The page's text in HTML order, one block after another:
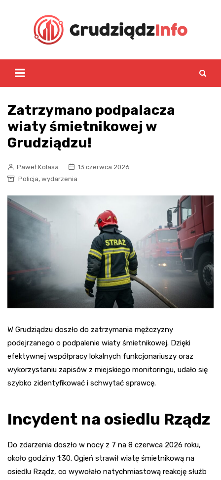
Zatrzymano podpalacza
wiaty śmietnikowej w
Grudziądzu!
Paweł Kolasa
13 czerwca 2026
Policja, wydarzenia
W Grudziądzu doszło do zatrzymania mężczyzny
podejrzanego o podpalenie wiaty śmietnikowej. Dzięki
efektywnej współpracy lokalnych funkcjonariuszy oraz
wykorzystaniu zapisów z miejskiego monitoringu, udało się
szybko zidentyfikować i schwytać sprawcę.
Incydent na osiedlu Rządz
Do zdarzenia doszło w nocy z 7 na 8 czerwca 2026 roku,
około godziny 1:30. Ogień strawił wiatę śmietnikową na
osiedlu Rządz, co wywołało natychmiastową reakcję służb